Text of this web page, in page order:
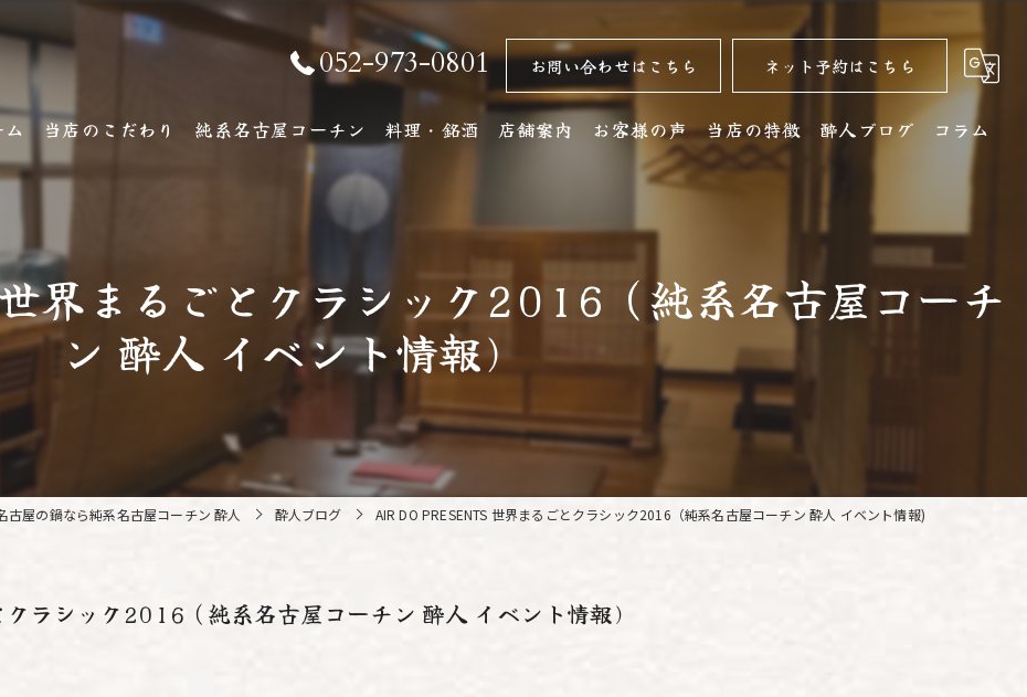
052-973-0801 お問い合わせはこちら ネット予約はこちら
ム 当店のこだわり 純系名古屋コーチン
純系名古屋コーチンとは
料理・銘酒
厳選銘酒・地元の銘酒
ワインリスト
その他ドリンク
店舗案内
アクセス
お客様の声 当店の特徴
コース
ディナー
酔人ブログ コラム
界まるごとクラシック2016（純系名古屋コーチ
ン 酔人 イベント情報)
古屋の鍋なら純系名古屋コーチン 酔人 酔人ブログ AIR DO PRESENTS 世界まるごとクラシック2016（純系名古屋コーチン 酔人 イベント情報)
ラシック2016（純系名古屋コーチン 酔人 イベント情報)